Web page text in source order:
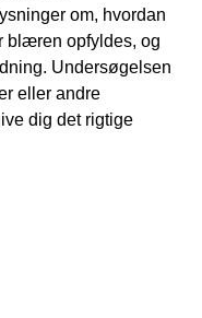
om, hvordan
blæren opfyldes, og
Undersøgelsen
eller andre
dig det rigtige